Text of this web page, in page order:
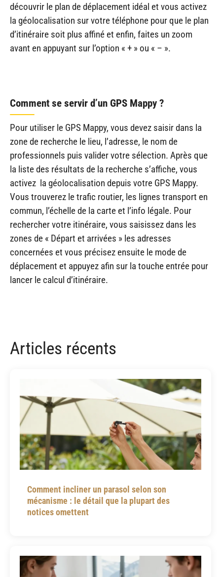
découvrir le plan de déplacement idéal et vous activez
la géolocalisation sur votre téléphone pour que le plan
d’itinéraire soit plus affiné et enfin, faites un zoom
avant en appuyant sur l’option « + » ou « – ».
Comment se servir d’un GPS Mappy ?
Pour utiliser le GPS Mappy, vous devez saisir dans la
zone de recherche le lieu, l’adresse, le nom de
professionnels puis valider votre sélection. Après que
la liste des résultats de la recherche s’affiche, vous
activez la géolocalisation depuis votre GPS Mappy.
Vous trouverez le trafic routier, les lignes transport en
commun, l’échelle de la carte et l’info légale. Pour
rechercher votre itinéraire, vous saisissez dans les
zones de « Départ et arrivées » les adresses
concernées et vous précisez ensuite le mode de
déplacement et appuyez afin sur la touche entrée pour
lancer le calcul d’itinéraire.
Articles récents
Comment incliner un parasol selon son
mécanisme : le détail que la plupart des
notices omettent